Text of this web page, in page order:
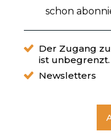
schon
Der Zugang
ist unbegrenzt.
Newsletters